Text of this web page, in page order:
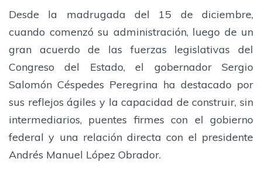
Desde la madrugada del 15 de diciembre,
cuando comenzó su administración, luego de un
gran acuerdo de las fuerzas legislativas del
Congreso del Estado, el gobernador Sergio
Salomón Céspedes Peregrina ha destacado por
sus reflejos ágiles y la capacidad de construir, sin
intermediarios, puentes firmes con el gobierno
federal y una relación directa con el presidente
Andrés Manuel López Obrador.